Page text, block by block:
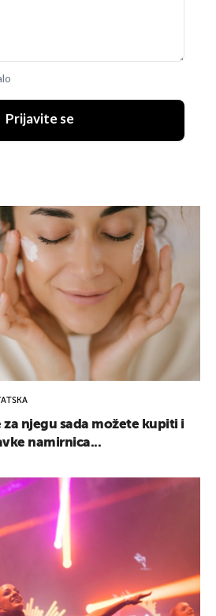
Prijavite se
njegu sada možete kupiti i
namirnica...